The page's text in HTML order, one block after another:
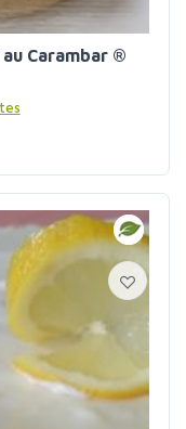
Carambar ®